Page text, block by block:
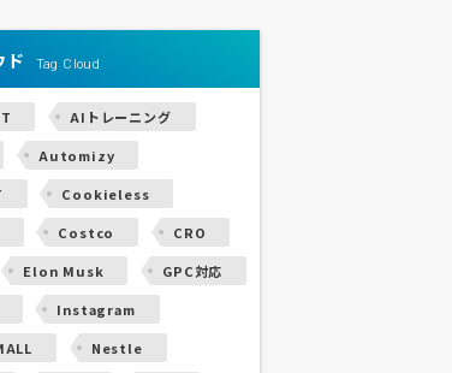
ド Tag Cloud
AIトレーニング
Automizy
Cookieless
Costco
CRO
Elon Musk
GPC対応
Instagram
Nestle